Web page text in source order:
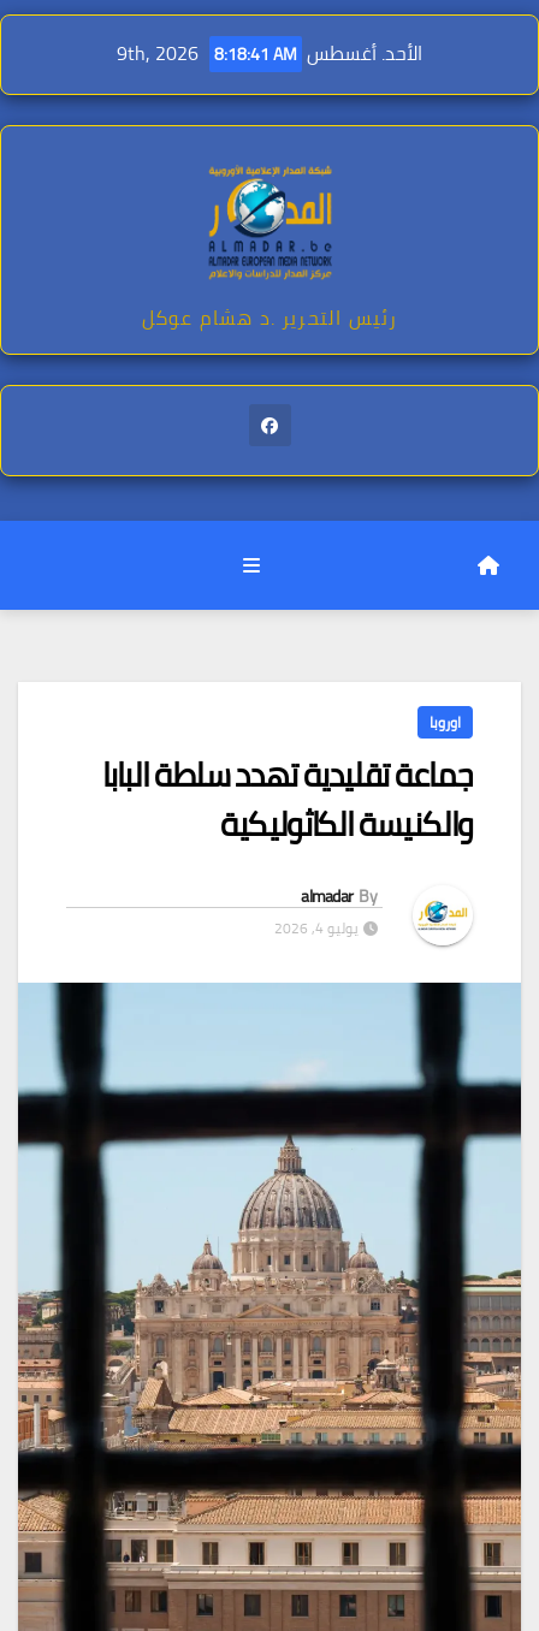
Skip
content
الأحد. أغسطس 9th, 2026 8:18:43 AM
رئيس التحرير .د هشام عوكل
اوروبا
جماعة تقليدية تهدد سلطة البابا
والكنيسة الكاثوليكية
By
almadar
يوليو 4, 2026